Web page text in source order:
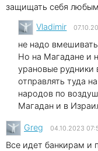
защищать себя
Vladimir
не надо
Но на Магадане и
урановые
отправлять туда
народов по
Магадан и в
Greg 04.10.2023
Все идет банкирам и